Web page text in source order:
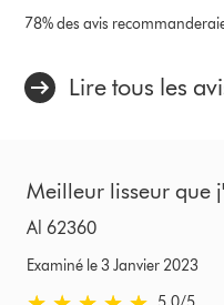
78% des avis
Lire tous les
Meilleur lisseur que
Al 62360
Examiné le 3 Janvier 2023